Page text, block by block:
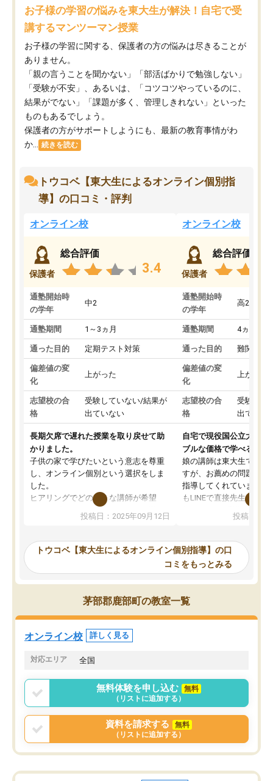
お子様の学習の悩みを東大生が解決！自宅で受
講するマンツーマン授業
お子様の学習に関する、保護者の方の悩みは尽きることが
ありません。
「親の言うことを聞かない」「部活ばかりで勉強しない」
「受験が不安」、あるいは、「コツコツやっているのに、
結果がでない」「課題が多く、管理しきれない」といった
ものもあるでしょう。
保護者の方がサポートしようにも、最新の教育事情がわ
か...
続きを読む
トウコベ【東大生によるオンライン個別指
導】の口コミ・評判
オンライン校
保護者
総合評価
3.4
通塾開始時
の学年
中2
通塾期間 1～3ヵ月
通った目的 定期テスト対策
偏差値の変
化
上がった
志望校の合
格
受験していない/結果が
出ていない
長期欠席で遅れた授業を取り戻せて助
かりました。
子供の家で学びたいという意志を尊重
し、オンライン個別という選択をしま
した。
ヒアリングでどのような講師が希望
か、オプションは付帯するかなど選ぶ
事が出来ました。
ーティングを行い、その講師で良いか
見てから講師を決定する事ができま
す。
うちの子は、初回面談の講師の方で決
オンラインツールを使用した単語帳の
共有があり宿題もそちらで出される形
でした。
言う事で講師変更の申し出があり、あ
まりに短期での変更だった為、塾に通
う事にして退会しました。遅れも取り
戻せ、授業内容や講師の方は良かった
と思います。
投稿日：2025年09月12日
オンライン校
保護者
総合評価
通塾開始時
の学年
高2
通塾期間 4ヵ月～1
通った目的 難関私立
偏差値の変
化
上がった
志望校の合
格
受験して
出ていな
自宅で現役国公立大学生
ブルな価格で学べる
娘の講師は東大生では無
すが、お薦めの問題集や
指導してくれています。
もLINEで直接先生に質問
めれるので、個人に合
いなのがあり(有料)、受
ことをどんなスケジュー
くか相談したのですが、
ち期待したものではなく
内容でした。それでも明
やる気も出ましたし、苦
くなってきたようなので
投稿日：
トウコベ【東大生によるオンライン個別指導】の口
コミをもっとみる
茅部郡鹿部町の教室一覧
オンライン校 詳しく見る
対応エリア 全国
無料体験を申し込む
無料
（リストに追加する）
資料を請求する
無料
（リストに追加する）